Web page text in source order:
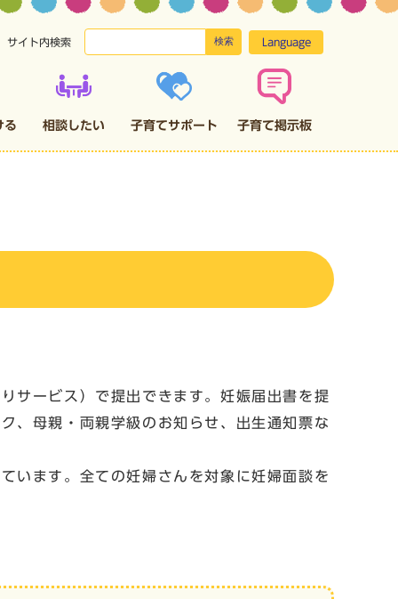
サイト内検索 検索 Language
る 相談したい 子育てサポート 子育て掲示板
サービス）で提出できます。妊娠届出書を提
、母親・両親学級のお知らせ、出生通知票な
います。全ての妊婦さんを対象に妊婦面談を